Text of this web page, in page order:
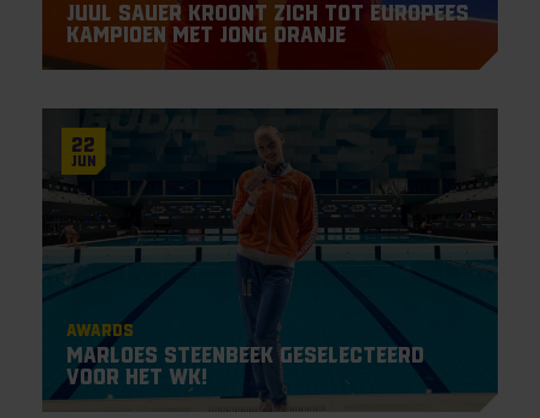
Juul Sauer kroont zich tot Europees
Kampioen met Jong Oranje
22
Jun
Awards
Marloes Steenbeek geselecteerd
voor het WK!